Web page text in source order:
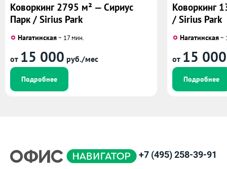
Коворкинг 2795 м² — Сириус
Парк / Sirius Park
Нагатинская~ 17 мин.
от 15 000 руб./мес
Подробнее
Коворкинг
/ Sirius Park
Нагатинская~
от 15 000
Подробнее
+7 (495) 258-39-91